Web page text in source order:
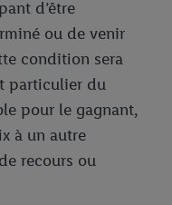
d’être
ou de venir
condition sera
particulier du
pour le gagnant,
à un autre
recours ou